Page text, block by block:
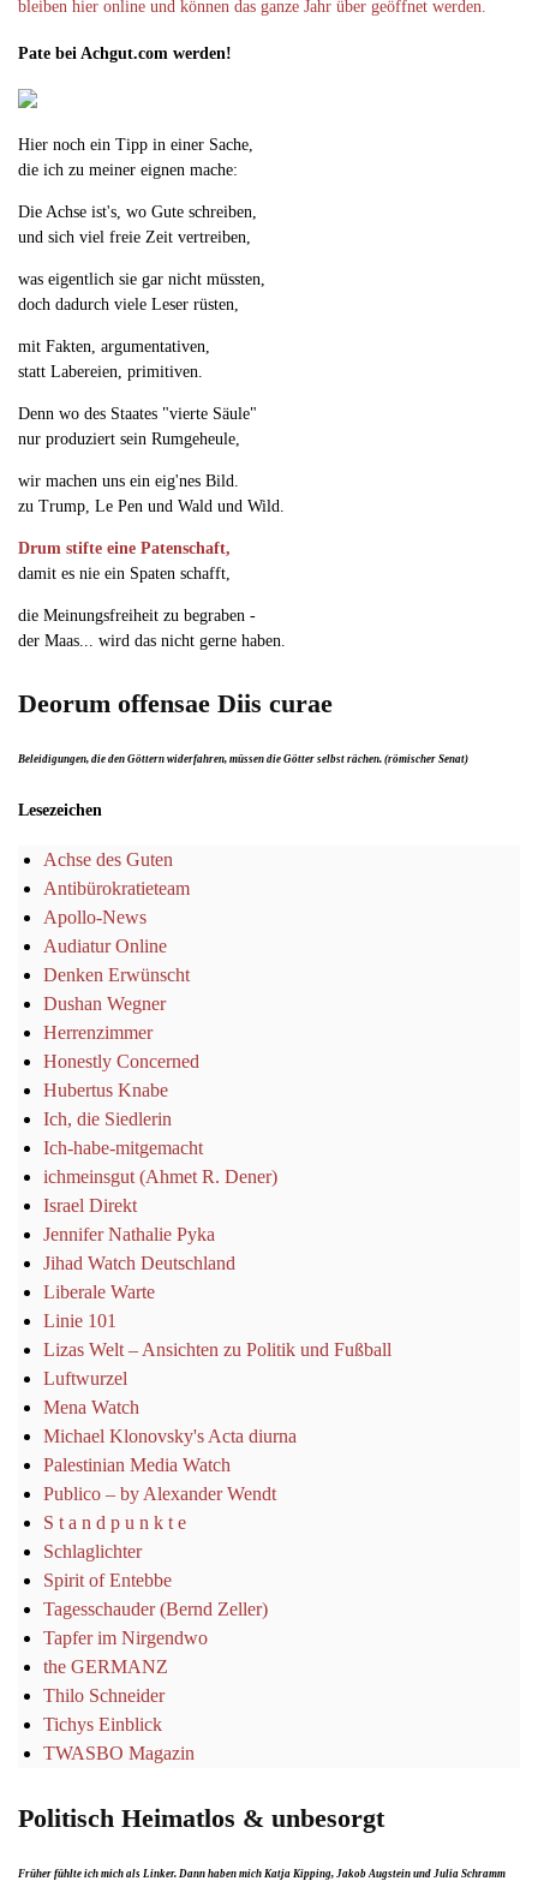
bleiben hier online und können das ganze Jahr über geöffnet werden.
Pate bei Achgut.com werden!
Hier noch ein Tipp in einer Sache,
die ich zu meiner eignen mache:
Die Achse ist's, wo Gute schreiben,
und sich viel freie Zeit vertreiben,
was eigentlich sie gar nicht müssten,
doch dadurch viele Leser rüsten,
mit Fakten, argumentativen,
statt Labereien, primitiven.
Denn wo des Staates "vierte Säule"
nur produziert sein Rumgeheule,
wir machen uns ein eig'nes Bild.
zu Trump, Le Pen und Wald und Wild.
Drum stifte eine Patenschaft,
damit es nie ein Spaten schafft,
die Meinungsfreiheit zu begraben -
der Maas... wird das nicht gerne haben.
Deorum offensae Diis curae
Beleidigungen, die den Göttern widerfahren, müssen die Götter selbst rächen. (römischer Senat)
Lesezeichen
Achse des Guten
Antibürokratieteam
Apollo-News
Audiatur Online
Denken Erwünscht
Dushan Wegner
Herrenzimmer
Honestly Concerned
Hubertus Knabe
Ich, die Siedlerin
Ich-habe-mitgemacht
ichmeinsgut (Ahmet R. Dener)
Israel Direkt
Jennifer Nathalie Pyka
Jihad Watch Deutschland
Liberale Warte
Linie 101
Lizas Welt – Ansichten zu Politik und Fußball
Luftwurzel
Mena Watch
Michael Klonovsky's Acta diurna
Palestinian Media Watch
Publico – by Alexander Wendt
S t a n d p u n k t e
Schlaglichter
Spirit of Entebbe
Tagesschauder (Bernd Zeller)
Tapfer im Nirgendwo
the GERMANZ
Thilo Schneider
Tichys Einblick
TWASBO Magazin
Politisch Heimatlos & unbesorgt
Früher fühlte ich mich als Linker. Dann haben mich Katja Kipping, Jakob Augstein und Julia Schramm